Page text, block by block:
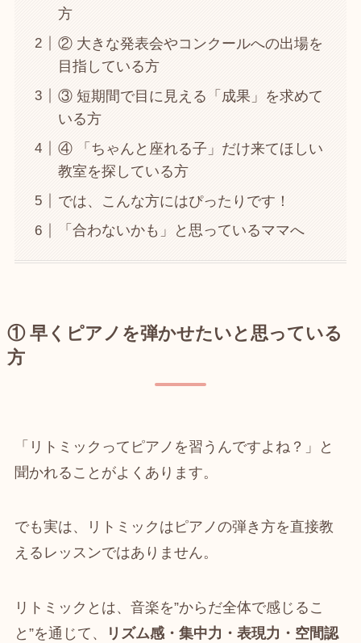
方
② 大きな発表会やコンクールへの出場を
目指している方
③ 短期間で目に見える「成果」を求めて
いる方
④ 「ちゃんと座れる子」だけ来てほしい
教室を探している方
では、こんな方にはぴったりです！
「合わないかも」と思っているママへ
① 早くピアノを弾かせたいと思っている
方
「リトミックってピアノを習うんですよね？」と
聞かれることがよくあります。
でも実は、リトミックはピアノの弾き方を直接教
えるレッスンではありません。
リトミックとは、音楽を”からだ全体で感じるこ
と”を通じて、
リズム感・集中力・表現力・空間認